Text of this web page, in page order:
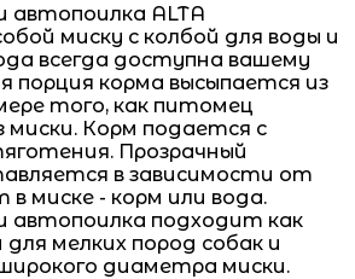
автопоилка ALTA
миску с колбой для воды и
всегда доступна вашему
порция корма высыпается из
того, как питомец
миски. Корм подается с
Прозрачный
в зависимости от
миске - корм или вода.
автопоилка подходит как
мелких пород собак и
диаметра миски.